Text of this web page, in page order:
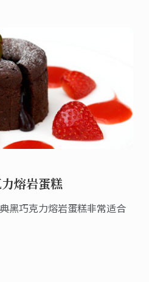
熔岩蛋糕
黑巧克力熔岩蛋糕非常适合